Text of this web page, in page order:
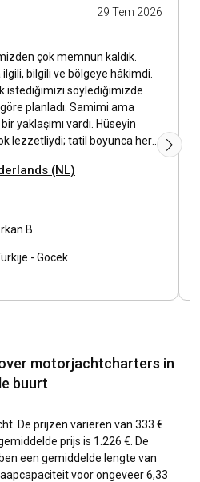
29 Tem 2026
çok memnun kaldık.
bilgili ve bölgeye hâkimdi.
istediğimizi söylediğimizde
planladı. Samimi ama
yaklaşımı vardı. Hüseyin
lezzetliydi; tatil boyunca her
ilgilendi. Önceki sadece bir
geçirildiği yazıyordu
Keyifli ve huzurlu bir tekne
tavsiye ederiz.
(NL)
B.
- Gocek
motorjachtcharters in
buurt
De prijzen variëren van 333 €
prijs is 1.226 €. De
een gemiddelde lengte van
voor ongeveer 6,33